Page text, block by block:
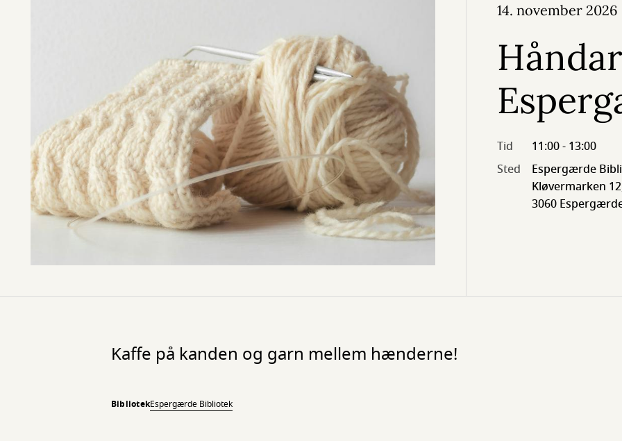
14. november 2026
Tid
11:00 - 13:00
Sted
Espergærde
Kløvermarken
3060
Kaffe på kanden og garn mellem hænderne!
BibliotekEspergærde Bibliotek